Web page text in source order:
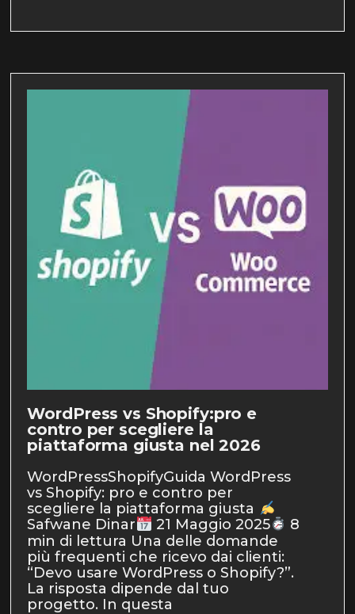
WordPress vs Shopify:pro e
contro per scegliere la
piattaforma giusta nel 2026
WordPressShopifyGuida WordPress
vs Shopify: pro e contro per
scegliere la piattaforma giusta
Safwane Dinar
21 Maggio 2025
8
min di lettura Una delle domande
più frequenti che ricevo dai clienti:
“Devo usare WordPress o Shopify?”.
La risposta dipende dal tuo
progetto. In questa